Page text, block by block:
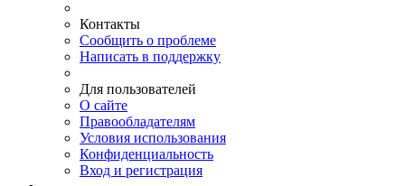
Контакты
Сообщить о проблеме
Написать в поддержку
Для пользователей
О сайте
Правообладателям
Условия использования
Конфиденциальность
Вход и регистрация